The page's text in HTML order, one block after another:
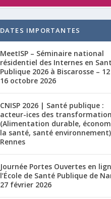
DATES IMPORTANTES
MeetISP – Séminaire national
résidentiel des Internes en
Publique 2026 à Biscarosse –
16 octobre 2026
CNISP 2026 | Santé publique :
acteur-ices des
(Alimentation durable,
la santé, santé
Rennes
Journée Portes Ouvertes en
l’École de Santé Publique de
27 février 2026